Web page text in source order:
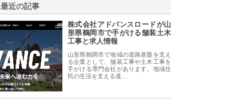
最近の記事
株式会社アドバンスロードが山
形県鶴岡市で手がける舗装土木
工事と求人情報
山形県鶴岡市で地域の道路基盤を支え
る企業として、舗装工事や土木工事を
手がける専門会社があります。地域住
民の生活を支える道…